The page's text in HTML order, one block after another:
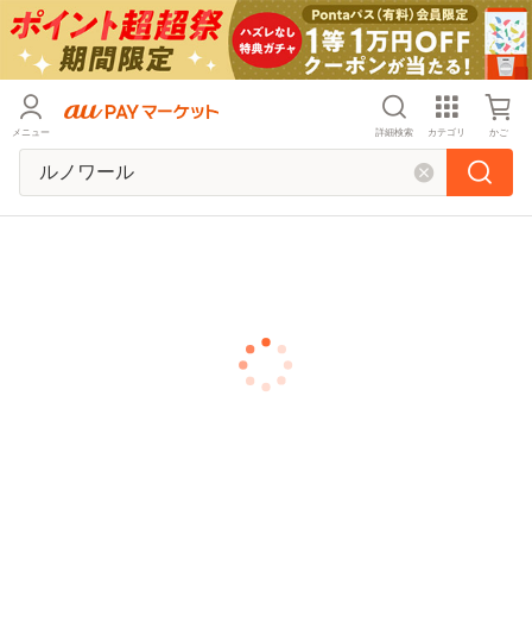
メニュー 詳細検索 カテゴリ かご